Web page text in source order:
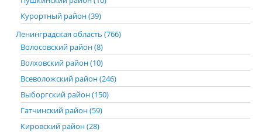
Курортный район (39)
Ленинградская область (766)
Волосовский район (8)
Волховский район (10)
Всеволожский район (246)
Выборгский район (150)
Гатчинский район (59)
Кировский район (28)